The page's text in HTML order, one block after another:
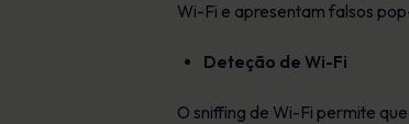
Wi-Fi e apresentam falsos
Deteção de Wi-Fi
O sniffing de Wi-Fi permite